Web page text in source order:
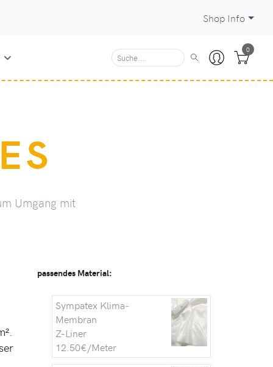
Shop Info
0
Umgang mit
passendes Material:
Sympatex Klima-
Membran
Z-Liner
12.50€/Meter